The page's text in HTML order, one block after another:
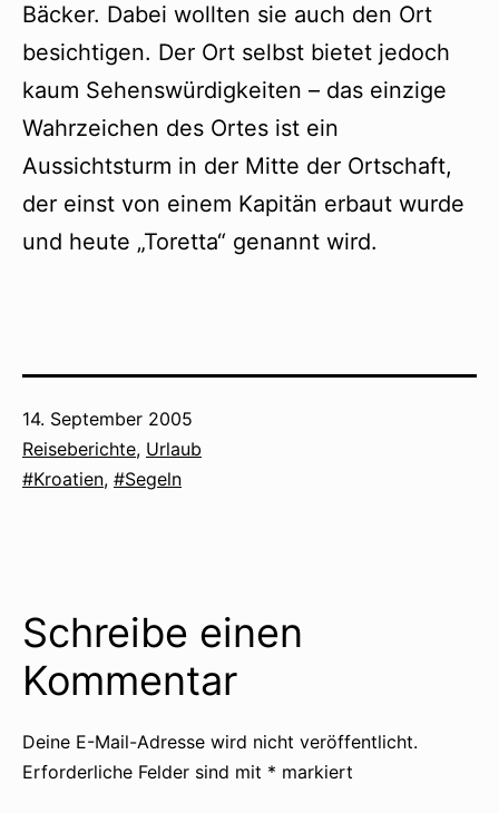
Bäcker. Dabei wollten sie auch den Ort
besichtigen. Der Ort selbst bietet jedoch
kaum Sehenswürdigkeiten – das einzige
Wahrzeichen des Ortes ist ein
Aussichtsturm in der Mitte der Ortschaft,
der einst von einem Kapitän erbaut wurde
und heute „Toretta“ genannt wird.
Veröffentlicht
am
14. September 2005
Kategorisiert
als
Reiseberichte, Urlaub
Verschlagwortet
Kroatien, Segeln
Schreibe einen
Kommentar
Deine E-Mail-Adresse wird nicht veröffentlicht.
Erforderliche Felder sind mit * markiert